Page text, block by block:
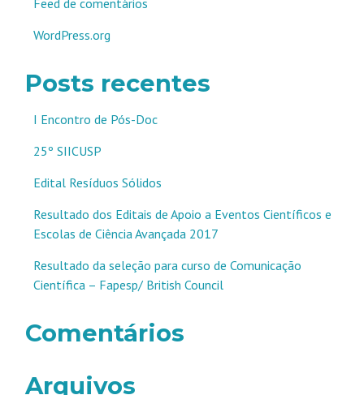
Feed de comentários
WordPress.org
Posts recentes
I Encontro de Pós-Doc
25º SIICUSP
Edital Resíduos Sólidos
Resultado dos Editais de Apoio a Eventos Científicos e
Escolas de Ciência Avançada 2017
Resultado da seleção para curso de Comunicação
Científica – Fapesp/ British Council
Comentários
Arquivos